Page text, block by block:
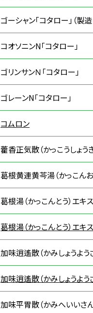
ゴーシャン「コタロー」（製
コオソニンN「コタロー」
ゴリンサンＮ「コタロー」
ゴレーンN「コタロー」
コムロン
藿香正気散（かっこうしょう
葛根黄連黄芩湯（かっこん
葛根湯（かっこんとう）エキ
葛根湯（かっこんとう）エキ
加味逍遙散（かみしょうよう
加味逍遙散（かみしょうよう
加味平胃散（かみへいいさ